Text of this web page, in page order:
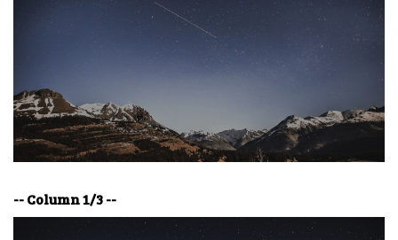
-- Column 1/3 --